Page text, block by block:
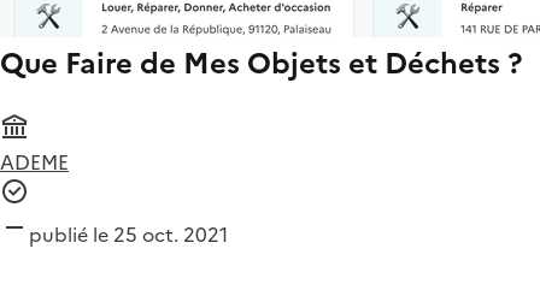
Que Faire de Mes Objets et Déchets ?
ADEME
publié le 25 oct. 2021